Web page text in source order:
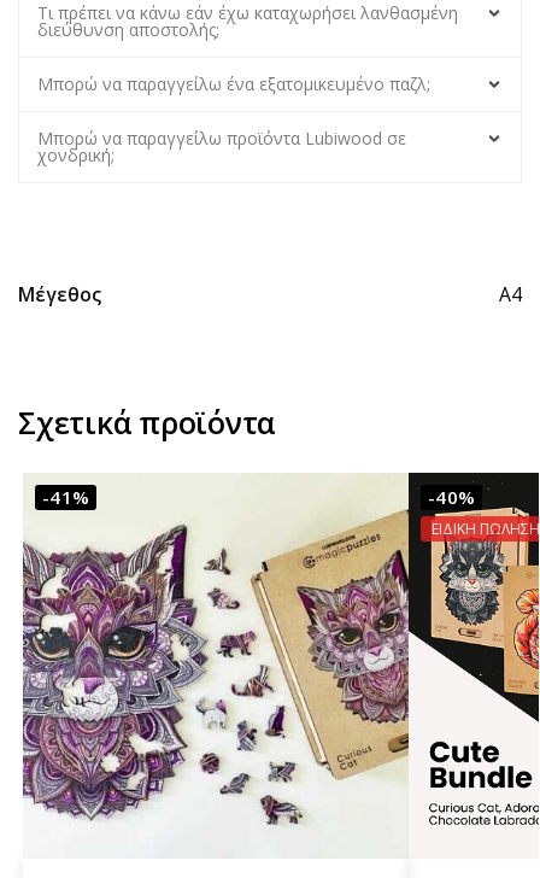
Τι πρέπει να κάνω εάν έχω καταχωρήσει λανθασμένη
διεύθυνση αποστολής;
Μπορώ να παραγγείλω ένα εξατομικευμένο παζλ;
Μπορώ να παραγγείλω προϊόντα Lubiwood σε
χονδρική;
Μέγεθος A4
Σχετικά προϊόντα
-41% -40%
ΕΙΔΙΚΗ ΠΩΛΗΣΗ